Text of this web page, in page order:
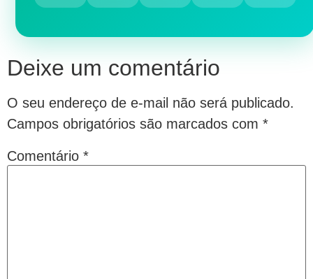
Deixe um comentário
O seu endereço de e-mail não será publicado.
Campos obrigatórios são marcados com *
Comentário *